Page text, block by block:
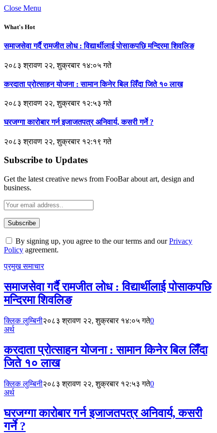
Close Menu
What's Hot
समाजसेवा गर्दै रामजीत लोध : विद्यार्थीलाई पोसाकपछि मन्दिरमा शिवलिङ
२०८३ श्रावण २२, शुक्रबार १४:०५ गते
करदाता प्रोत्साहन योजना : सामान किनेर बिल लिँदा जिते १० लाख
२०८३ श्रावण २२, शुक्रबार १२:५३ गते
घरजग्गा कारोबार गर्न इजाजतपत्र अनिवार्य, कसरी गर्ने ?
२०८३ श्रावण २२, शुक्रबार १२:१९ गते
Subscribe to Updates
Get the latest creative news from FooBar about art, design and
business.
By signing up, you agree to the our terms and ourPrivacy
Policy agreement.
प्रमुख समाचार
समाजसेवा गर्दै रामजीत लोध : विद्यार्थीलाई पोसाकपछि
मन्दिरमा शिवलिङ
क्लिक लुम्बिनी२०८३ श्रावण २२, शुक्रबार १४:०५ गते0
अर्थ
करदाता प्रोत्साहन योजना : सामान किनेर बिल लिँदा
जिते १० लाख
क्लिक लुम्बिनी२०८३ श्रावण २२, शुक्रबार १२:५३ गते0
अर्थ
घरजग्गा कारोबार गर्न इजाजतपत्र अनिवार्य, कसरी
गर्ने ?